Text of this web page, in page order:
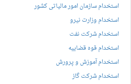
استخدام سازمان امور مالیاتی کشور
استخدام وزارت نیرو
استخدام شرکت نفت
استخدام قوه قضاییه
استخدام آموزش و پرورش
استخدام شرکت گاز